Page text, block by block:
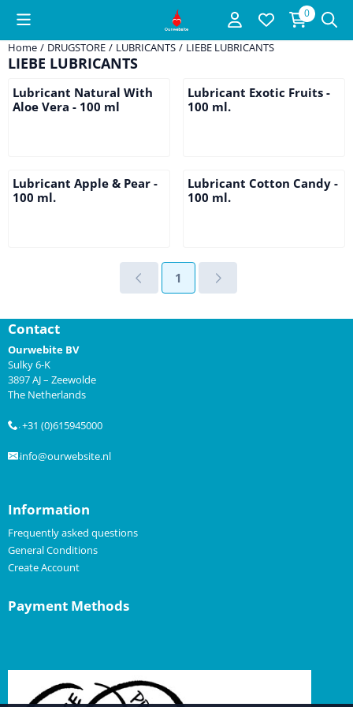
Cookievoorkeuren zijn beschikbaar. Kies instellingen of sta alle
0
Home / DRUGSTORE / LUBRICANTS / LIEBE LUBRICANTS
LIEBE LUBRICANTS
Lubricant Natural With
Aloe Vera - 100 ml
Lubricant Exotic Fruits -
100 ml.
Lubricant Apple & Pear -
100 ml.
Lubricant Cotton Candy -
100 ml.
1
Contact
Ourwebite BV
Sulky 6-K
3897 AJ – Zeewolde
The Netherlands
.+31 (0)615945000
.info@ourwebsite.nl
Information
Frequently asked questions
General Conditions
Create Account
Payment Methods